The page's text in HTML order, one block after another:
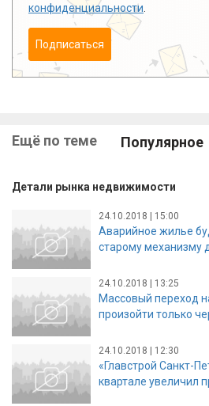
конфиденциальности
Подписаться
Ещё по теме Популярное
Детали рынка недвижимости
24.10.2018 | 15:00
Аварийное жилье
старому механизму
24.10.2018 | 13:25
Массовый переход
произойти только
24.10.2018 | 12:30
«Главстрой Санкт-
квартале увеличил